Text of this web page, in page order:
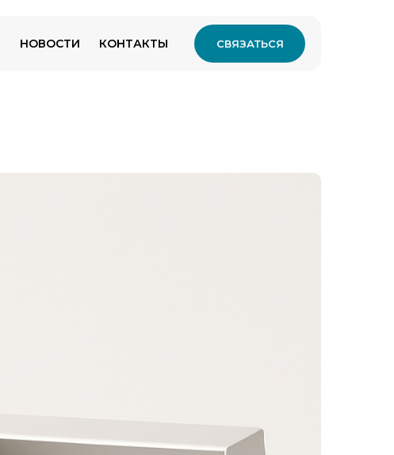
СВЯЗАТЬСЯ
НОВОСТИ КОНТАКТЫ